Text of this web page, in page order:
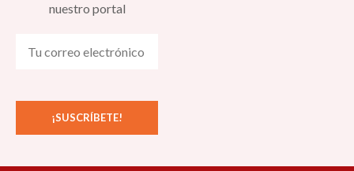
nuestro portal